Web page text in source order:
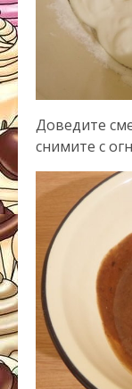
Доведите
снимите с